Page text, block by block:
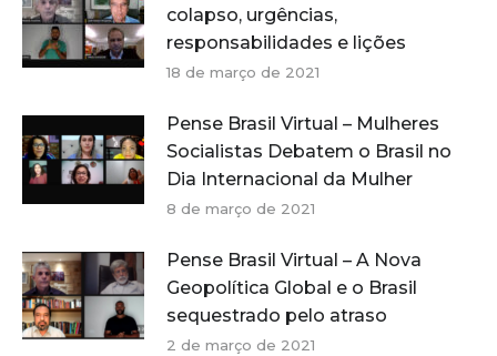
colapso, urgências,
responsabilidades e lições
18 de março de 2021
Pense Brasil Virtual – Mulheres
Socialistas Debatem o Brasil no
Dia Internacional da Mulher
8 de março de 2021
Pense Brasil Virtual – A Nova
Geopolítica Global e o Brasil
sequestrado pelo atraso
2 de março de 2021